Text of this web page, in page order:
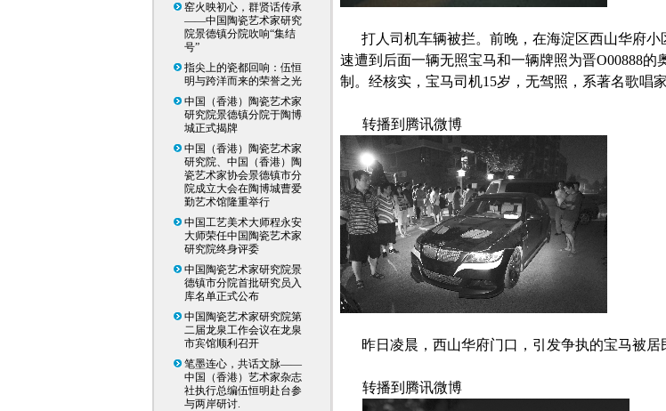
窑火映初心，群贤话传承
——中国陶瓷艺术家研究
院景德镇分院吹响“集结
号”
指尖上的瓷都回响：伍恒
明与跨洋而来的荣誉之光
中国（香港）陶瓷艺术家
研究院景德镇分院于陶博
城正式揭牌
中国（香港）陶瓷艺术家
研究院、中国（香港）陶
瓷艺术家协会景德镇市分
院成立大会在陶博城曹爱
勤艺术馆隆重举行
中国工艺美术大师程永安
大师荣任中国陶瓷艺术家
研究院终身评委
中国陶瓷艺术家研究院景
德镇市分院首批研究员入
库名单正式公布
中国陶瓷艺术家研究院第
二届龙泉工作会议在龙泉
市宾馆顺利召开
笔墨连心，共话文脉——
中国（香港）艺术家杂志
社执行总编伍恒明赴台参
与两岸研讨.
打人司机车辆被拦。前晚，在海淀区西山华府
速遭到后面一辆无照宝马和一辆牌照为晋O00888
制。经核实，宝马司机15岁，无驾照，系著名歌唱
转播到腾讯微博
昨日凌晨，西山华府门口，引发争执的宝马被
转播到腾讯微博